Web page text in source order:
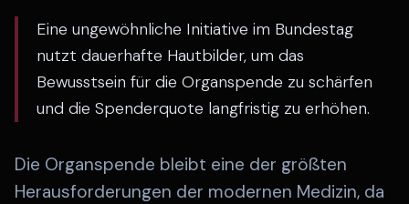
Eine ungewöhnliche Initiative im Bundestag
nutzt dauerhafte Hautbilder, um das
Bewusstsein für die Organspende zu schärfen
und die Spenderquote langfristig zu erhöhen.
Die Organspende bleibt eine der größten
Herausforderungen der modernen Medizin, da